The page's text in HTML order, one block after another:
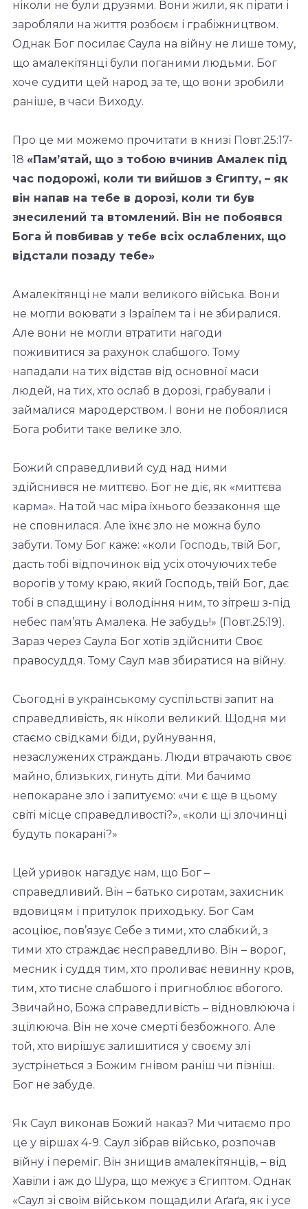
ніколи не були друзями. Вони жили, як пірати і
заробляли на життя розбоєм і грабіжництвом.
Однак Бог посилає Саула на війну не лише тому,
що амалекітянці були поганими людьми. Бог
хоче судити цей народ за те, що вони зробили
раніше, в часи Виходу.
Про це ми можемо прочитати в книзі Повт.25:17-
18 «Пам’ятай, що з тобою вчинив Амалек під
час подорожі, коли ти вийшов з Єгипту, – як
він напав на тебе в дорозі, коли ти був
знесилений та втомлений. Він не побоявся
Бога й повбивав у тебе всіх ослаблених, що
відстали позаду тебе»
Амалекітянці не мали великого війська. Вони
не могли воювати з Ізраїлем та і не збиралися.
Але вони не могли втратити нагоди
поживитися за рахунок слабшого. Тому
нападали на тих відстав від основної маси
людей, на тих, хто ослаб в дорозі, грабували і
займалися мародерством. І вони не побоялися
Бога робити таке велике зло.
Божий справедливий суд над ними
здійснився не миттєво. Бог не діє, як «миттєва
карма». На той час міра їхнього беззаконня ще
не сповнилася. Але їхнє зло не можна було
забути. Тому Бог каже: «коли Господь, твій Бог,
дасть тобі відпочинок від усіх оточуючих тебе
ворогів у тому краю, який Господь, твій Бог, дає
тобі в спадщину і володіння ним, то зітреш з-під
небес пам’ять Амалека. Не забудь!» (Повт.25:19).
Зараз через Саула Бог хотів здійснити Своє
правосуддя. Тому Саул мав збиратися на війну.
Сьогодні в українському суспільстві запит на
справедливість, як ніколи великий. Щодня ми
стаємо свідками біди, руйнування,
незаслужених страждань. Люди втрачають своє
майно, близьких, гинуть діти. Ми бачимо
непокаране зло і запитуємо: «чи є ще в цьому
світі місце справедливості?», «коли ці злочинці
будуть покарані?»
Цей уривок нагадує нам, що Бог –
справедливий. Він – батько сиротам, захисник
вдовицям і притулок приходьку. Бог Сам
асоціює, пов’язує Себе з тими, хто слабкий, з
тими хто страждає несправедливо. Він – ворог,
месник і суддя тим, хто проливає невинну кров,
тим, хто тисне слабшого і пригноблює вбогого.
Звичайно, Божа справедливість – відновлююча і
зцілююча. Він не хоче смерті безбожного. Але
той, хто вирішує залишитися у своєму злі
зустрінеться з Божим гнівом раніш чи пізніш.
Бог не забуде.
Як Саул виконав Божий наказ? Ми читаємо про
це у віршах 4-9. Саул зібрав військо, розпочав
війну і переміг. Він знищив амалекітянців, – від
Хавіли і аж до Шура, що межує з Єгиптом. Однак
«Саул зі своїм військом пощадили Аґаґа, як і усе